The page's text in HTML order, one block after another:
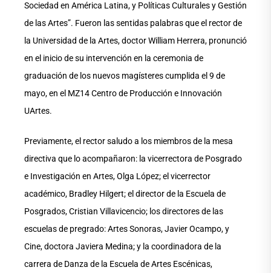
Sociedad en América Latina, y Políticas Culturales y Gestión
de las Artes”. Fueron las sentidas palabras que el rector de
la Universidad de la Artes, doctor William Herrera, pronunció
en el inicio de su intervención en la ceremonia de
graduación de los nuevos magísteres cumplida el 9 de
mayo, en el MZ14 Centro de Producción e Innovación
UArtes.
Previamente, el rector saludo a los miembros de la mesa
directiva que lo acompañaron: la vicerrectora de Posgrado
e Investigación en Artes, Olga López; el vicerrector
académico, Bradley Hilgert; el director de la Escuela de
Posgrados, Cristian Villavicencio; los directores de las
escuelas de pregrado: Artes Sonoras, Javier Ocampo, y
Cine, doctora Javiera Medina; y la coordinadora de la
carrera de Danza de la Escuela de Artes Escénicas,